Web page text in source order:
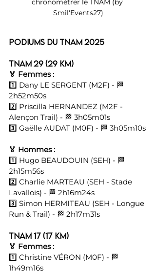
chronométrer le TNAM (by
Smil'Events27)
Podiums du TNAM 2025
TNAM 29 (29 km)
🏅 Femmes :
1️⃣ Dany LE SERGENT (M2F) - 🏁
2h52m50s
2️⃣ Priscilla HERNANDEZ (M2F -
Alençon Trail) - 🏁 3h05m01s
3️⃣ Gaëlle AUDAT (M0F) - 🏁 3h05m10s
🏅 Hommes :
1️⃣ Hugo BEAUDOUIN (SEH) - 🏁
2h15m56s
2️⃣ Charlie MARTEAU (SEH - Stade
Lavallois) - 🏁 2h16m24s
3️⃣ Simon HERMITEAU (SEH - Longue
Run & Trail) - 🏁 2h17m31s
TNAM 17 (17 km)
🏅 Femmes :
1️⃣ Christine VÉRON (M0F) - 🏁
1h49m16s